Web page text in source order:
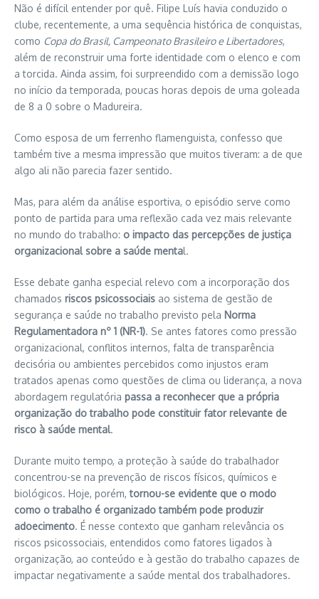
Não é difícil entender por quê. Filipe Luís havia conduzido o
clube, recentemente, a uma sequência histórica de conquistas,
como Copa do Brasil, Campeonato Brasileiro e Libertadores,
além de reconstruir uma forte identidade com o elenco e com
a torcida. Ainda assim, foi surpreendido com a demissão logo
no início da temporada, poucas horas depois de uma goleada
de 8 a 0 sobre o Madureira.
Como esposa de um ferrenho flamenguista, confesso que
também tive a mesma impressão que muitos tiveram: a de que
algo ali não parecia fazer sentido.
Mas, para além da análise esportiva, o episódio serve como
ponto de partida para uma reflexão cada vez mais relevante
no mundo do trabalho: o impacto das percepções de justiça
organizacional sobre a saúde mental.
Esse debate ganha especial relevo com a incorporação dos
chamados riscos psicossociais ao sistema de gestão de
segurança e saúde no trabalho previsto pela Norma
Regulamentadora nº 1 (NR-1). Se antes fatores como pressão
organizacional, conflitos internos, falta de transparência
decisória ou ambientes percebidos como injustos eram
tratados apenas como questões de clima ou liderança, a nova
abordagem regulatória passa a reconhecer que a própria
organização do trabalho pode constituir fator relevante de
risco à saúde mental.
Durante muito tempo, a proteção à saúde do trabalhador
concentrou-se na prevenção de riscos físicos, químicos e
biológicos. Hoje, porém,tornou-se evidente que o modo
como o trabalho é organizado também pode produzir
adoecimento. É nesse contexto que ganham relevância os
riscos psicossociais, entendidos como fatores ligados à
organização, ao conteúdo e à gestão do trabalho capazes de
impactar negativamente a saúde mental dos trabalhadores.